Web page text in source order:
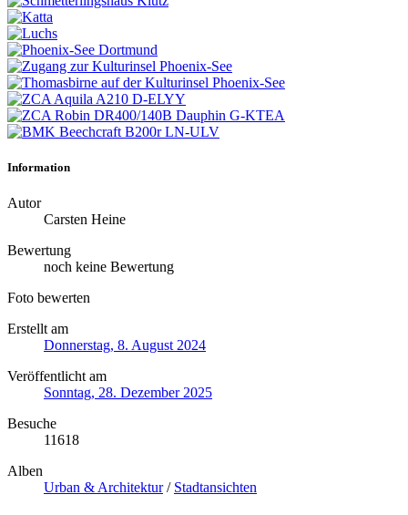
Information
Autor
Carsten Heine
Bewertung
noch keine Bewertung
Foto bewerten
Erstellt am
Donnerstag, 8. August 2024
Veröffentlicht am
Sonntag, 28. Dezember 2025
Besuche
11618
Alben
Urban & Architektur/ Stadtansichten